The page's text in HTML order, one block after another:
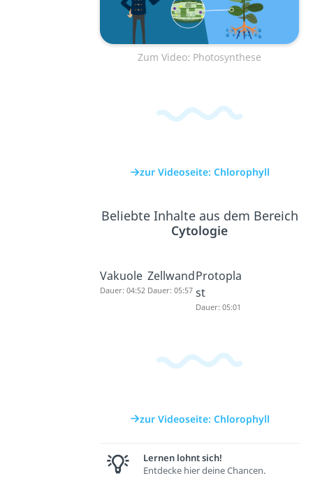
Zum Video: Photosynthese
zur Videoseite: Chlorophyll
Beliebte Inhalte aus dem Bereich
Cytologie
Vakuole
Dauer: 04:52
Zellwand
Dauer: 05:57
Protopla
st
Dauer: 05:01
zur Videoseite: Chlorophyll
Lernen lohnt sich!
Entdecke hier deine Chancen.